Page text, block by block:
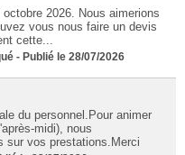
2026. Nous aimerions
vous nous faire un devis
cette...
- Publié le 28/07/2026
du personnel.Pour animer
midi), nous
sur vos prestations.Merci